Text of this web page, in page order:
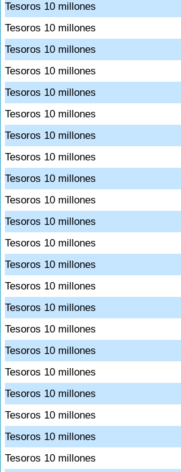
Tesoros 10 millones
Tesoros 10 millones
Tesoros 10 millones
Tesoros 10 millones
Tesoros 10 millones
Tesoros 10 millones
Tesoros 10 millones
Tesoros 10 millones
Tesoros 10 millones
Tesoros 10 millones
Tesoros 10 millones
Tesoros 10 millones
Tesoros 10 millones
Tesoros 10 millones
Tesoros 10 millones
Tesoros 10 millones
Tesoros 10 millones
Tesoros 10 millones
Tesoros 10 millones
Tesoros 10 millones
Tesoros 10 millones
Tesoros 10 millones